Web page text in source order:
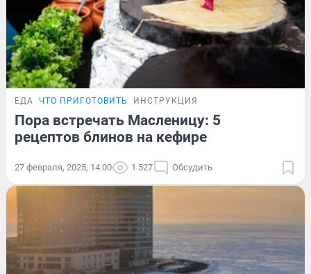
ЕДА ЧТО ПРИГОТОВИТЬ ИНСТРУКЦИЯ
Пора встречать Масленицу: 5
рецептов блинов на кефире
27 февраля, 2025, 14:00 1 527 Обсудить